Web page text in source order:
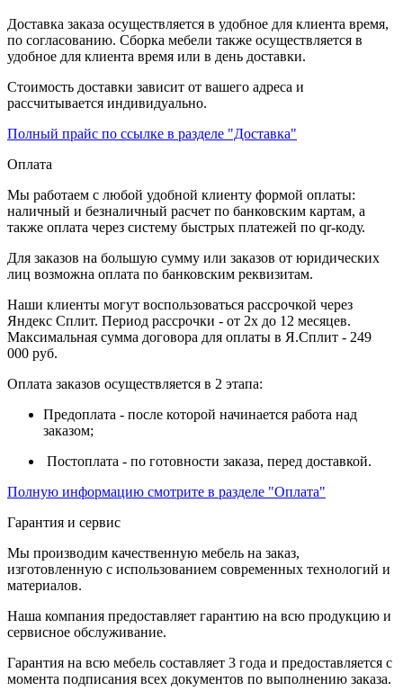
Доставка заказа осуществляется в удобное для клиента время,
по согласованию. Сборка мебели также осуществляется в
удобное для клиента время или в день доставки.
Стоимость доставки зависит от вашего адреса и
рассчитывается индивидуально.
Полный прайс по ссылке в разделе "Доставка"
Оплата
Мы работаем с любой удобной клиенту формой оплаты:
наличный и безналичный расчет по банковским картам, а
также оплата через систему быстрых платежей по qr-коду.
Для заказов на большую сумму или заказов от юридических
лиц возможна оплата по банковским реквизитам.
Наши клиенты могут воспользоваться рассрочкой через
Яндекс Сплит. Период рассрочки - от 2х до 12 месяцев.
Максимальная сумма договора для оплаты в Я.Сплит - 249
000 руб.
Оплата заказов осуществляется в 2 этапа:
Предоплата - после которой начинается работа над
заказом;
Постоплата - по готовности заказа, перед доставкой.
Полную информацию смотрите в разделе "Оплата"
Гарантия и сервис
Мы производим качественную мебель на заказ,
изготовленную с использованием современных технологий и
материалов.
Наша компания предоставляет гарантию на всю продукцию и
сервисное обслуживание.
Гарантия на всю мебель составляет 3 года и предоставляется с
момента подписания всех документов по выполнению заказа.